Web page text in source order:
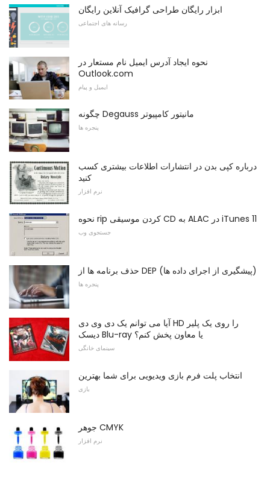
ابزار رایگان طراحی گرافیک آنلاین رایگان
رسانه های اجتماعی
نحوه ایجاد آدرس ایمیل نام مستعار در
Outlook.com
ایمیل و پیام
چگونه Degauss مانیتور کامپیوتر
پنجره ها
درباره کپی بدن در انتشارات اطلاعات بیشتری کسب
کنید
نرم افزار
نحوه rip کردن موسیقی CD به ALAC در iTunes 11
جستجوی وب
حذف برنامه ها از DEP (پیشگیری از اجرای داده ها)
پنجره ها
آیا می توانم یک دی وی دی HD را روی یک پلیر
دیسک Blu-ray یا معاون پخش کنم؟
سینمای خانگی
انتخاب پلت فرم بازی ویدیویی برای شما بهترین
بازی
جوهر CMYK
نرم افزار